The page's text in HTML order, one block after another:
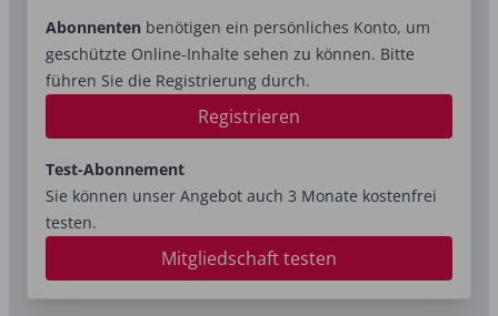
Abonnenten benötigen ein persönliches Konto, um
geschützte Online-Inhalte sehen zu können. Bitte
führen Sie die Registrierung durch.
Registrieren
Test-Abonnement
Sie können unser Angebot auch 3 Monate kostenfrei
testen.
Mitgliedschaft testen